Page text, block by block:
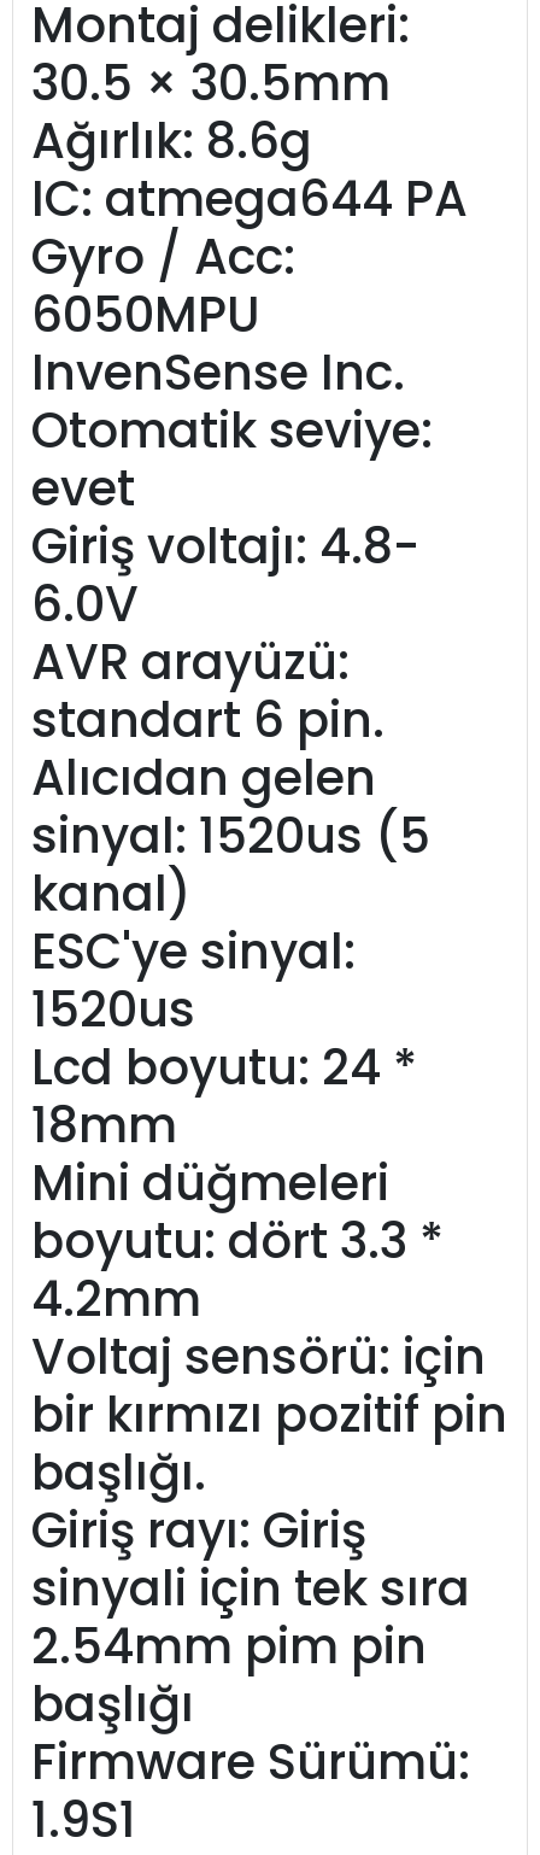
Montaj delikleri:
30.5 × 30.5mm
Ağırlık: 8.6g
IC: atmega644 PA
Gyro / Acc:
6050MPU
InvenSense Inc.
Otomatik seviye:
evet
Giriş voltajı: 4.8-
6.0V
AVR arayüzü:
standart 6 pin.
Alıcıdan gelen
sinyal: 1520us (5
kanal)
ESC'ye sinyal:
1520us
Lcd boyutu: 24 *
18mm
Mini düğmeleri
boyutu: dört 3.3 *
4.2mm
Voltaj sensörü: için
bir kırmızı pozitif pin
başlığı.
Giriş rayı: Giriş
sinyali için tek sıra
2.54mm pim pin
başlığı
Firmware Sürümü:
1.9S1